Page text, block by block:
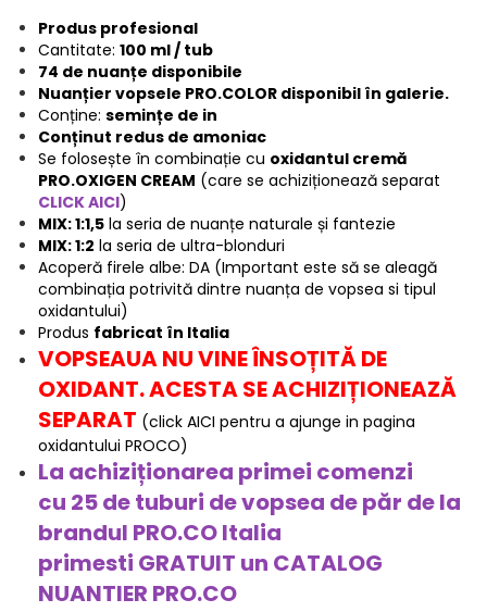
Produs profesional
Cantitate: 100 ml / tub
74 de nuanțe disponibile
Nuanțier vopsele PRO.COLOR disponibil în galerie.
Conține: semințe de in
Conținut redus de amoniac
Se folosește în combinație cu oxidantul cremă
PRO.OXIGEN CREAM (care se achiziționează separat
CLICK AICI)
MIX: 1:1,5 la seria de nuanțe naturale și fantezie
MIX: 1:2 la seria de ultra-blonduri
Acoperă firele albe: DA (Important este să se aleagă
combinația potrivită dintre nuanța de vopsea si tipul
oxidantului)
Produs fabricat în Italia
VOPSEAUA NU VINE ÎNSOȚITĂ DE
OXIDANT. ACESTA SE ACHIZIȚIONEAZĂ
SEPARAT (click AICI pentru a ajunge in pagina
oxidantului PROCO)
La achiziționarea primei comenzi
cu 25 de tuburi de vopsea de păr de la
brandul PRO.CO Italia
primesti GRATUIT un CATALOG
NUANTIER PRO.CO